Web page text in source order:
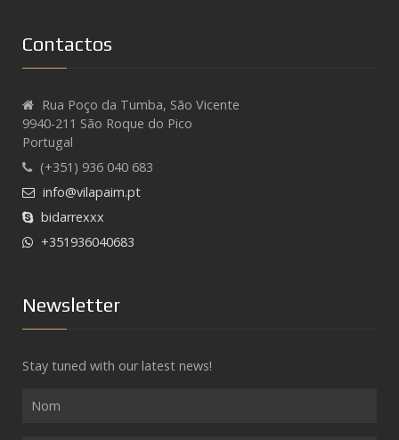
Contactos
Rua Poço da Tumba, São Vicente
9940-211 São Roque do Pico
Portugal
(+351) 936 040 683
info@vilapaim.pt
bidarrexxx
+351936040683
Newsletter
Stay tuned with our latest news!